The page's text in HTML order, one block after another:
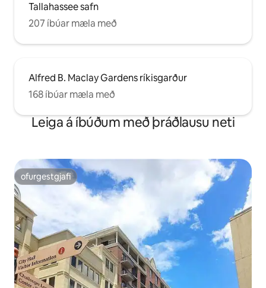
Tallahassee safn
207 íbúar mæla með
Alfred B. Maclay Gardens ríkisgarður
168 íbúar mæla með
Leiga á íbúðum með þráðlausu neti
ofurgestgjafi
ofurgestgjafi